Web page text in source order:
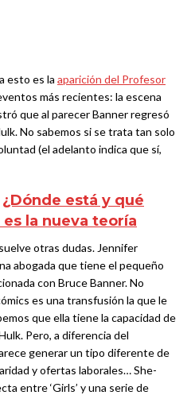
esto es la aparición del Profesor
más recientes: la escena
que al parecer Banner regresó
No sabemos si se trata tan solo
(el adelanto indica que sí,
¿Dónde está y qué
la nueva teoría
otras dudas. Jennifer
abogada que tiene el pequeño
con Bruce Banner. No
es una transfusión la que le
que ella tiene la capacidad de
Pero, a diferencia del
generar un tipo diferente de
y ofertas laborales… She-
entre ‘Girls’ y una serie de